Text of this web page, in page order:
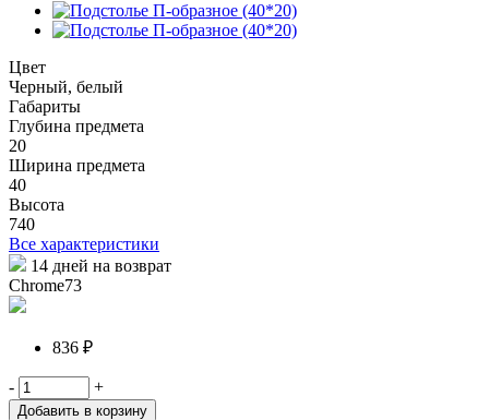
Цвет
Черный, белый
Габариты
Глубина предмета
20
Ширина предмета
40
Высота
740
Все характеристики
14 дней на возврат
Chrome73
836 ₽
- +
Добавить в корзину